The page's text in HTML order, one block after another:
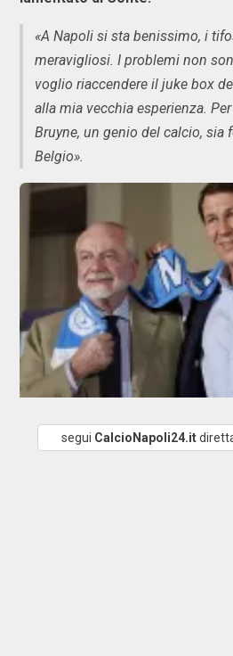
«A Napoli si sta benissimo, i
meravigliosi. I problemi non
voglio riaccendere il juke box
alla mia vecchia esperienza.
Bruyne, un genio del calcio, sia
Belgio».
segui CalcioNapoli24.it